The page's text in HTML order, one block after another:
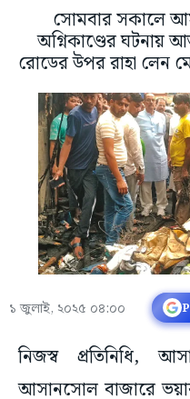
সোমবার সকালে
অগ্নিকাণ্ডের ঘটনায়
রোডের উপর রাহা লেন
১ জুলাই, ২০২৫ ০৪:০০
নিজস্ব প্রতিনিধি,
আসানসোল বাজারে